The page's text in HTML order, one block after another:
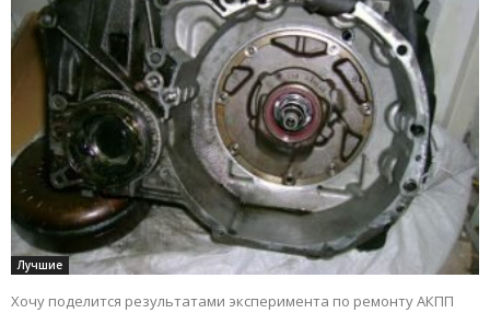
Лучшие
Хочу поделится результатами эксперимента по ремонту АКПП